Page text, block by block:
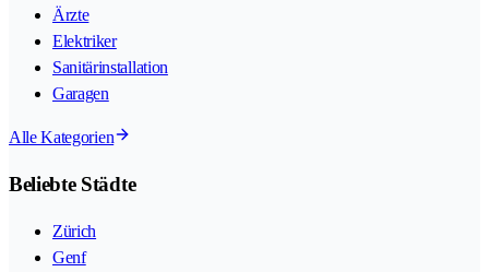
Ärzte
Elektriker
Sanitärinstallation
Garagen
Alle Kategorien
Beliebte Städte
Zürich
Genf